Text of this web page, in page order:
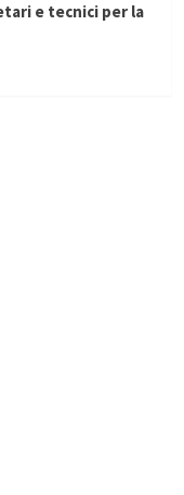
e tecnici per la